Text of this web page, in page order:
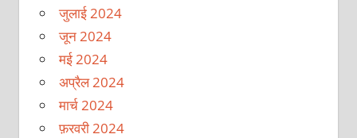
जुलाई 2024
जून 2024
मई 2024
अप्रैल 2024
मार्च 2024
फ़रवरी 2024